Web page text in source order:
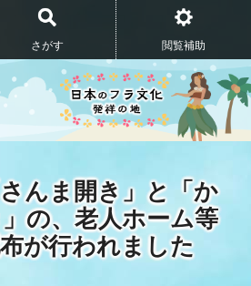
さがす 閲覧補助
んま開き」と「か
の、老人ホーム等
が行われました